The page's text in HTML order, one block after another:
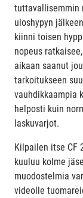
tuttavallisemmin
uloshypyn
kiinni toisen
nopeus
aikaan saanut
tarkoitukseen
vauhdikkaampia
helposti kuin
laskuvarjot.
Kilpailen itse CF
kuuluu kolme
muodostelmia
videolle